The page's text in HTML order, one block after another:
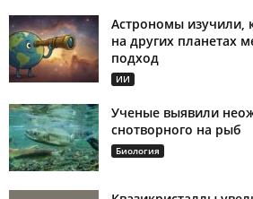
Астрономы изучили,
на других планетах
подход
ИИ
Ученые выявили
снотворного на рыб
Биология